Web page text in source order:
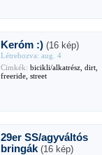
Keróm :) (16 kép)
Létrehozva: aug. 4
Cimkék: bicikli/alkatrész, dirt,
freeride, street
29er SS/agyváltós
bringák (16 kép)